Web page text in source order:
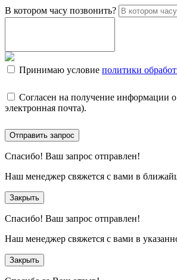
В котором часу позвонить?
Принимаю условие политики
Согласен на получение информации
электронная почта).
Отправить запрос
Спасибо! Ваш запрос отправлен!
Наш менеджер свяжется с вами в
Закрыть
Спасибо! Ваш запрос отправлен!
Наш менеджер свяжется с вами в
Закрыть